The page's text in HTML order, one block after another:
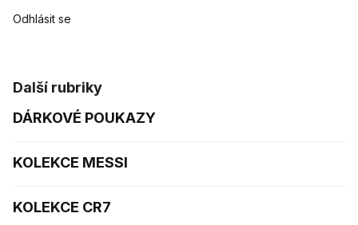
Odhlásit se
Další rubriky
DÁRKOVÉ POUKAZY
KOLEKCE MESSI
KOLEKCE CR7